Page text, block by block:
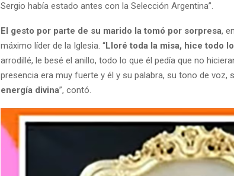
Sergio había estado antes con la Selección Argentina”.
El gesto por parte de su marido la tomó por sorpresa,
máximo líder de la Iglesia. “Lloré toda la misa, hice todo
arrodillé, le besé el anillo, todo lo que él pedía que no
presencia era muy fuerte y él y su palabra, su tono de voz,
energía divina”, contó.